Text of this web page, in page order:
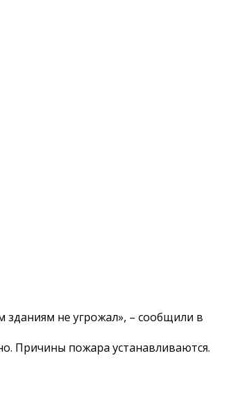
зданиям не угрожал», – сообщили в
Причины пожара устанавливаются.